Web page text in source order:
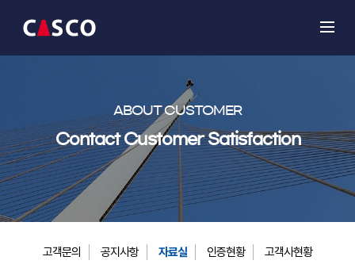
ABOUT CUSTOMER
Contact Customer Satisfaction
고객문의 공지사항 자료실 인증현황 고객사현황